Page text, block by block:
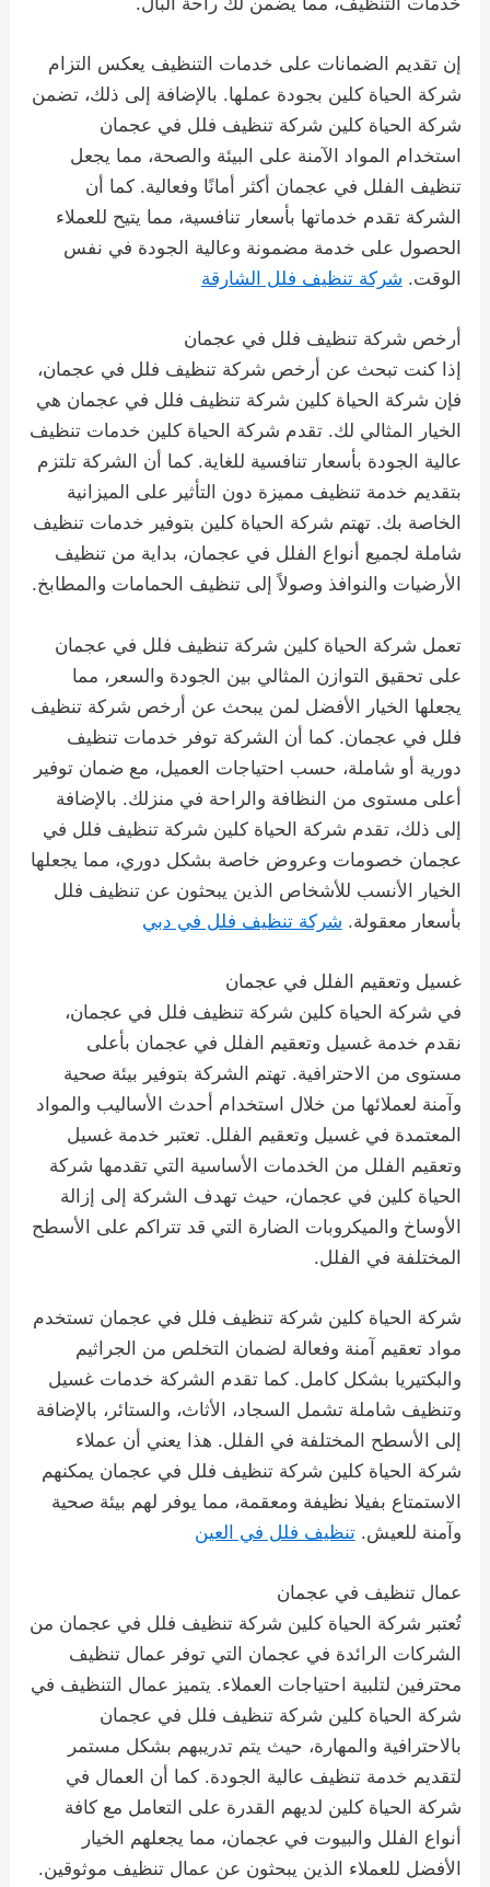
إن تقديم الضمانات على خدمات التنظيف يعكس التزام
شركة الحياة كلين بجودة عملها. بالإضافة إلى ذلك، تضمن
شركة الحياة كلين شركة تنظيف فلل في عجمان
استخدام المواد الآمنة على البيئة والصحة، مما يجعل
تنظيف الفلل في عجمان أكثر أمانًا وفعالية. كما أن
الشركة تقدم خدماتها بأسعار تنافسية، مما يتيح للعملاء
الحصول على خدمة مضمونة وعالية الجودة في نفس
الوقت. شركة تنظيف فلل الشارقة
أرخص شركة تنظيف فلل في عجمان
إذا كنت تبحث عن أرخص شركة تنظيف فلل في عجمان،
فإن شركة الحياة كلين شركة تنظيف فلل في عجمان هي
الخيار المثالي لك. تقدم شركة الحياة كلين خدمات تنظيف
عالية الجودة بأسعار تنافسية للغاية. كما أن الشركة تلتزم
بتقديم خدمة تنظيف مميزة دون التأثير على الميزانية
الخاصة بك. تهتم شركة الحياة كلين بتوفير خدمات تنظيف
شاملة لجميع أنواع الفلل في عجمان، بداية من تنظيف
الأرضيات والنوافذ وصولاً إلى تنظيف الحمامات والمطابخ.
تعمل شركة الحياة كلين شركة تنظيف فلل في عجمان
على تحقيق التوازن المثالي بين الجودة والسعر، مما
يجعلها الخيار الأفضل لمن يبحث عن أرخص شركة تنظيف
فلل في عجمان. كما أن الشركة توفر خدمات تنظيف
دورية أو شاملة، حسب احتياجات العميل، مع ضمان توفير
أعلى مستوى من النظافة والراحة في منزلك. بالإضافة
إلى ذلك، تقدم شركة الحياة كلين شركة تنظيف فلل في
عجمان خصومات وعروض خاصة بشكل دوري، مما يجعلها
الخيار الأنسب للأشخاص الذين يبحثون عن تنظيف فلل
بأسعار معقولة. شركة تنظيف فلل في دبي
غسيل وتعقيم الفلل في عجمان
في شركة الحياة كلين شركة تنظيف فلل في عجمان،
نقدم خدمة غسيل وتعقيم الفلل في عجمان بأعلى
مستوى من الاحترافية. تهتم الشركة بتوفير بيئة صحية
وآمنة لعملائها من خلال استخدام أحدث الأساليب والمواد
المعتمدة في غسيل وتعقيم الفلل. تعتبر خدمة غسيل
وتعقيم الفلل من الخدمات الأساسية التي تقدمها شركة
الحياة كلين في عجمان، حيث تهدف الشركة إلى إزالة
الأوساخ والميكروبات الضارة التي قد تتراكم على الأسطح
المختلفة في الفلل.
شركة الحياة كلين شركة تنظيف فلل في عجمان تستخدم
مواد تعقيم آمنة وفعالة لضمان التخلص من الجراثيم
والبكتيريا بشكل كامل. كما تقدم الشركة خدمات غسيل
وتنظيف شاملة تشمل السجاد، الأثاث، والستائر، بالإضافة
إلى الأسطح المختلفة في الفلل. هذا يعني أن عملاء
شركة الحياة كلين شركة تنظيف فلل في عجمان يمكنهم
الاستمتاع بفيلا نظيفة ومعقمة، مما يوفر لهم بيئة صحية
وآمنة للعيش.تنظيف فلل في العين
عمال تنظيف في عجمان
تُعتبر شركة الحياة كلين شركة تنظيف فلل في عجمان من
الشركات الرائدة في عجمان التي توفر عمال تنظيف
محترفين لتلبية احتياجات العملاء. يتميز عمال التنظيف في
شركة الحياة كلين شركة تنظيف فلل في عجمان
بالاحترافية والمهارة، حيث يتم تدريبهم بشكل مستمر
لتقديم خدمة تنظيف عالية الجودة. كما أن العمال في
شركة الحياة كلين لديهم القدرة على التعامل مع كافة
أنواع الفلل والبيوت في عجمان، مما يجعلهم الخيار
الأفضل للعملاء الذين يبحثون عن عمال تنظيف موثوقين.